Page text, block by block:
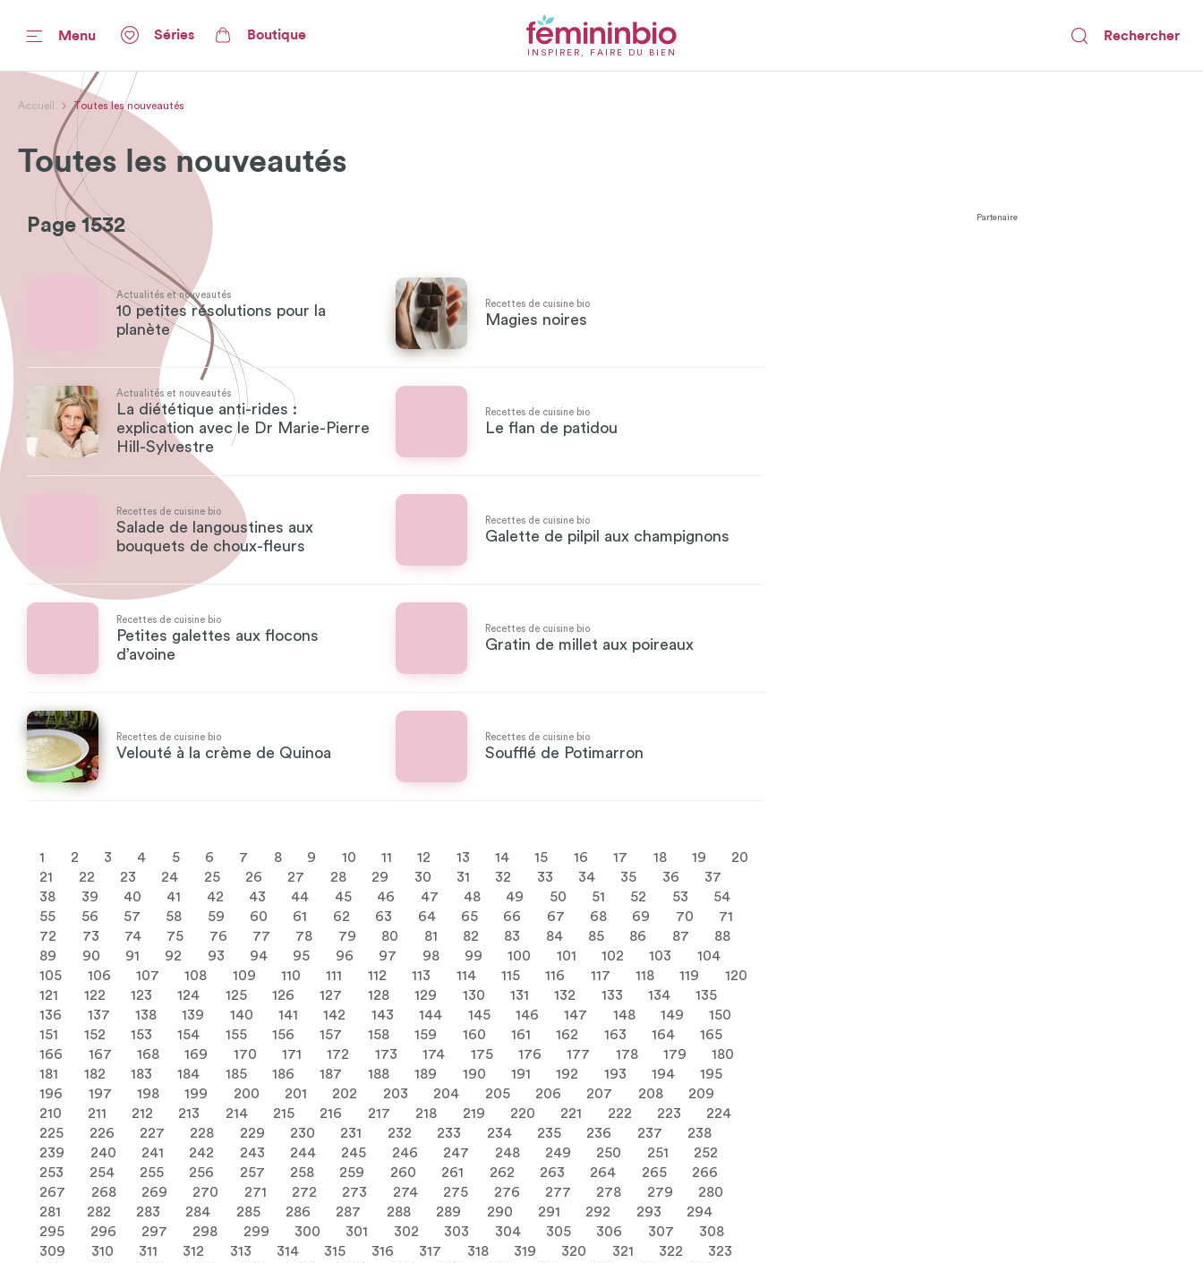
Menu Séries Boutique
INSPIRER, FAIRE DU BIEN
Rechercher
Accueil Toutes les nouveautés
Toutes les nouveautés
Partenaire
Page 1532
Actualités et nouveautés
10 petites résolutions pour la
planète
Recettes de cuisine bio
Magies noires
Actualités et nouveautés
La diététique anti-rides :
explication avec le Dr Marie-Pierre
Hill-Sylvestre
Recettes de cuisine bio
Le flan de patidou
Recettes de cuisine bio
Salade de langoustines aux
bouquets de choux-fleurs
Recettes de cuisine bio
Galette de pilpil aux champignons
Recettes de cuisine bio
Petites galettes aux flocons
d’avoine
Recettes de cuisine bio
Gratin de millet aux poireaux
Recettes de cuisine bio
Velouté à la crème de Quinoa
Recettes de cuisine bio
Soufflé de Potimarron
1 2 3 4 5 6 7 8 9 10 11 12 13 14 15 16 17 18 19
20
21
22 23 24 25 26 27 28 29 30 31 32 33 34 35 36
37
38
39 40 41 42 43 44 45 46 47 48 49 50 51 52 53
54
55
56 57 58 59 60 61 62 63 64 65 66 67 68 69 70
71
72
73 74 75 76 77 78 79 80 81 82 83 84 85 86 87
88
89
90 91 92 93 94 95 96 97 98 99 100 101 102 103
104
105
106 107 108 109 110 111 112 113 114 115 116 117 118 119
120
121
122 123 124 125 126 127 128 129 130 131 132 133 134
135
136
137 138 139 140 141 142 143 144 145 146 147 148 149
150
151
152 153 154 155 156 157 158 159 160 161 162 163 164
165
166
167 168 169 170 171 172 173 174 175 176 177 178 179
180
181
182 183 184 185 186 187 188 189 190 191 192 193 194
195
196
197 198 199 200 201 202 203 204 205 206 207 208
209
210
211 212 213 214 215 216 217 218 219 220 221 222 223
224
225
226 227 228 229 230 231 232 233 234 235 236 237
238
239
240 241 242 243 244 245 246 247 248 249 250 251
252
253
254 255 256 257 258 259 260 261 262 263 264 265
266
267
268 269 270 271 272 273 274 275 276 277 278 279
280
281
282 283 284 285 286 287 288 289 290 291 292 293
294
295
296 297 298 299 300 301 302 303 304 305 306 307
308
309
310 311 312 313 314 315 316 317 318 319 320 321 322
323